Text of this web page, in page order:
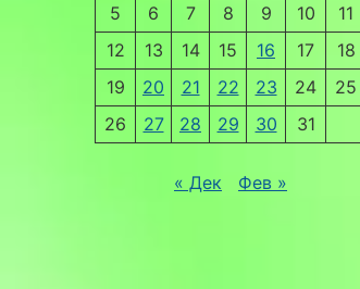
5
6 7 8 9 10
11
12
13 14 15 16 17
18
19
20 21 22 23 24
25
26
27 28 29 30 31
« Дек Фев »